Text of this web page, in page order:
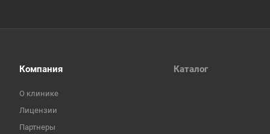
Компания
О клинике
Лицензии
Партнеры
Каталог